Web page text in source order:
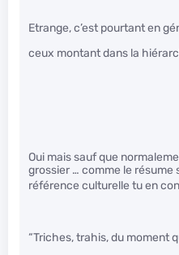
Etrange, c’est pourtant en
ceux montant dans la
Oui mais sauf que
grossier … comme le résume
référence culturelle tu en
“Triches, trahis, du moment